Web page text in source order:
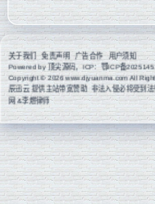
关于我们 免责声明 广告合作
用户须知
Powered by顶尖源码，ICP：鄂ICP备
Copyright © 2026 www.djyuanma.com All
辰迅云提供主站带宽赞助 非法入侵必将受到
网 &李燃律师